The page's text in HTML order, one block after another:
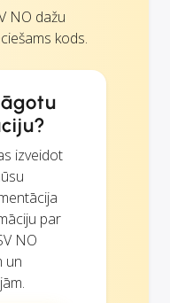
NO dažu
kods.
izveidot
par
NO
un